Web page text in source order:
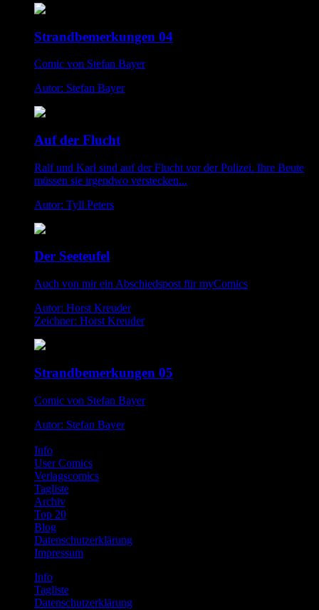
Strandbemerkungen 04
Comic von Stefan Bayer
Autor: Stefan Bayer
Auf der Flucht
Ralf und Karl sind auf der Flucht vor der Polizei. Ihre Beute
müssen sie irgendwo verstecken...
Autor: Tyll Peters
Der Seeteufel
Auch von mir ein Abschiedspost für myComics
Autor: Horst Kreuder
Zeichner: Horst Kreuder
Strandbemerkungen 05
Comic von Stefan Bayer
Autor: Stefan Bayer
Info
User Comics
Verlagscomics
Tagliste
Archiv
Top 20
Blog
Datenschutzerklärung
Impressum
Info
Tagliste
Datenschutzerklärung